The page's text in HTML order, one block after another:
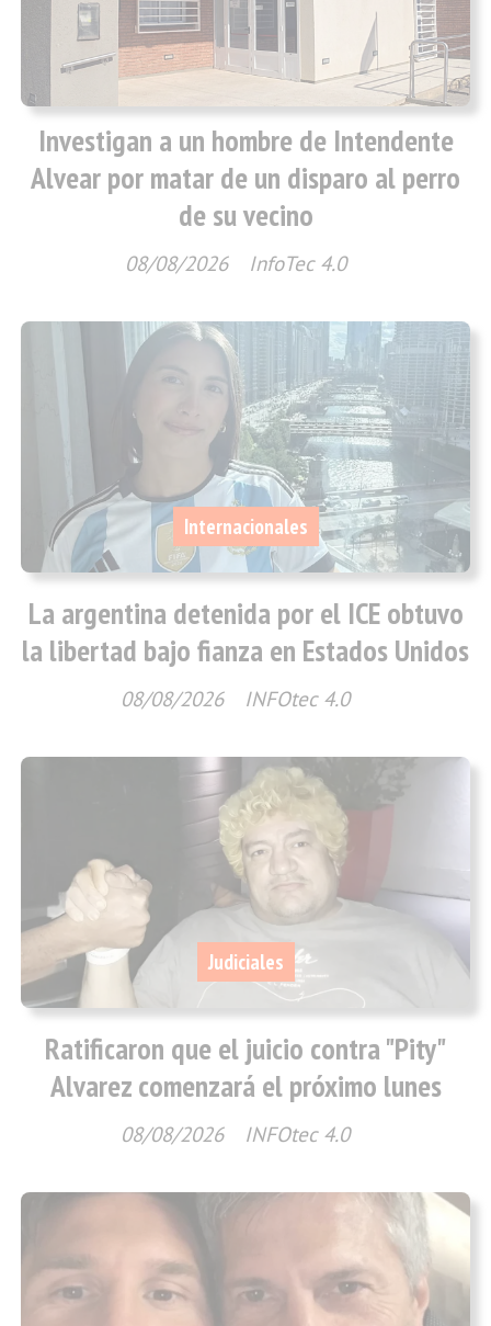
Investigan a un hombre de Intendente
Alvear por matar de un disparo al perro
de su vecino
InfoTec 4.0
08/08/2026
La argentina detenida por el ICE obtuvo
la libertad bajo fianza en Estados Unidos
INFOtec 4.0
Internacionales
08/08/2026
Ratificaron que el juicio contra "Pity"
Alvarez comenzará el próximo lunes
INFOtec 4.0
Judiciales
08/08/2026